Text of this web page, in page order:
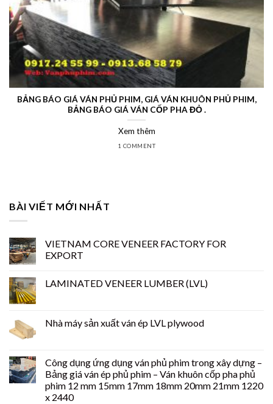
BẢNG BÁO GIÁ VÁN PHỦ PHIM, GIÁ VÁN KHUÔN PHỦ PHIM,
BẢNG BÁO GIÁ VÁN CỐP PHA ĐỎ .
Xem thêm
1 COMMENT
BÀI VIẾT MỚI NHẤT
VIETNAM CORE VENEER FACTORY FOR
EXPORT
LAMINATED VENEER LUMBER (LVL)
Nhà máy sản xuất ván ép LVL plywood
Công dụng ứng dụng ván phủ phim trong xây dựng –
Bảng giá ván ép phủ phim – Ván khuôn cốp pha phủ
phim 12 mm 15mm 17mm 18mm 20mm 21mm 1220
x 2440